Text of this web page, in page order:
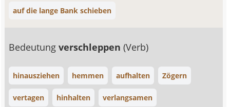
auf die lange Bank schieben
Bedeutungverschleppen(Verb)
hinausziehen hemmen aufhalten Zögern
vertagen hinhalten verlangsamen